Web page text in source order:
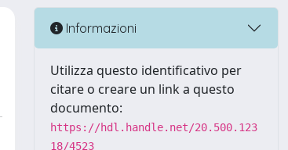
Informazioni
Utilizza questo identificativo per
citare o creare un link a questo
documento:
https://hdl.handle.net/20.500.123
18/4523